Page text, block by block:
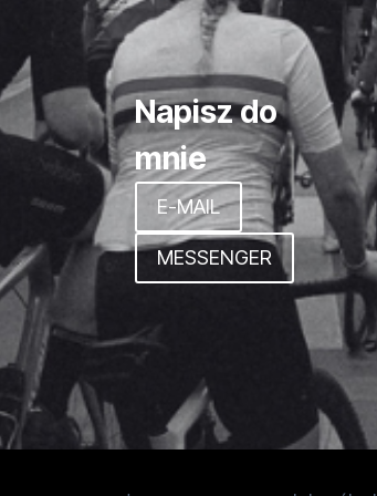
Napisz do
mnie
E-MAIL
MESSENGER